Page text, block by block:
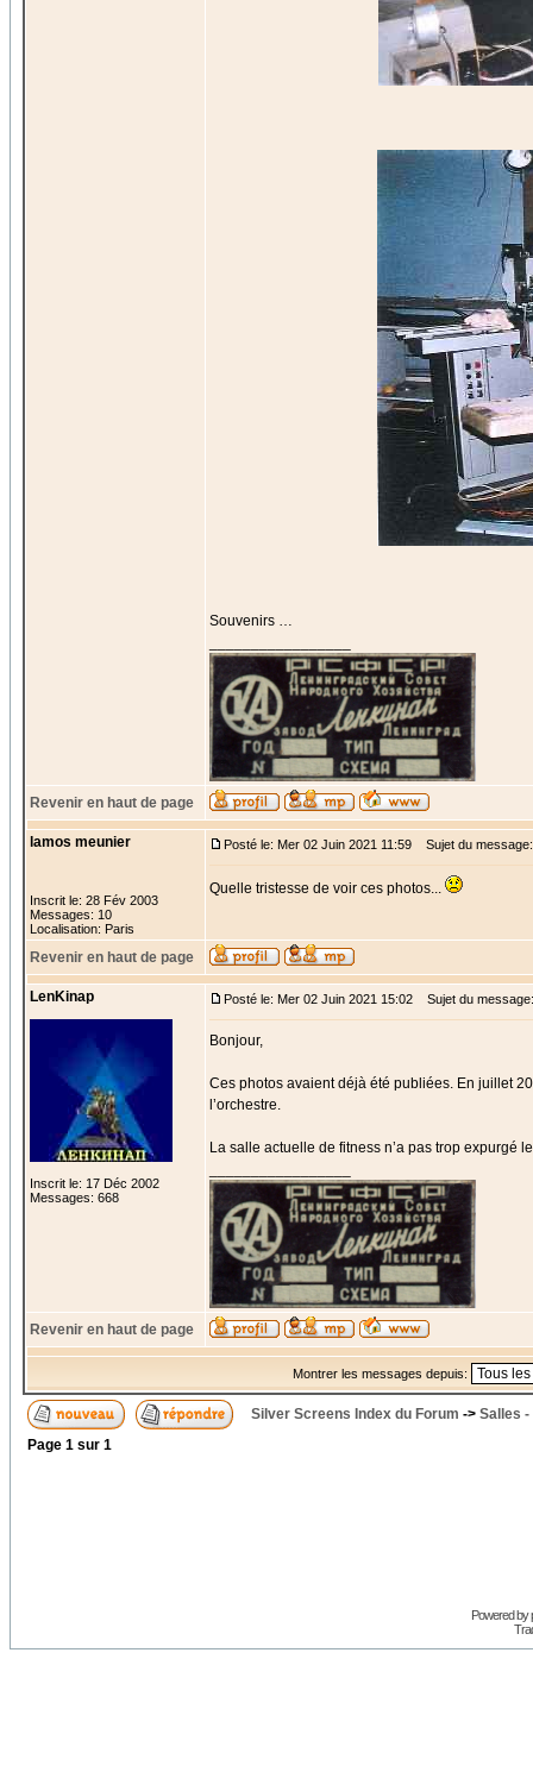
Souvenirs …
Revenir en haut de page
lamos meunier
Inscrit le: 28 Fév 2003
Messages: 10
Localisation: Paris
Posté le: Mer 02 Juin 2021 11:59 Sujet du message:
Quelle tristesse de voir ces photos...
Revenir en haut de page
LenKinap
Inscrit le: 17 Déc 2002
Messages: 668
Posté le: Mer 02 Juin 2021 15:02 Sujet du message:
Bonjour,
Ces photos avaient déjà été publiées. En juillet
l’orchestre.
La salle actuelle de fitness n’a pas trop expurgé
Revenir en haut de page
Montrer les messages depuis:
Silver Screens Index du Forum -> Salles
Page 1 sur 1
Powered by